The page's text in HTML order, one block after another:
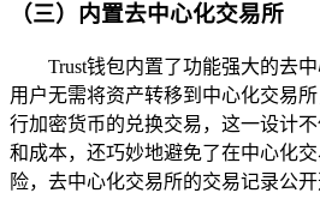
（三）内置去中心化交易所
Trust钱包内置了功能强大的去
用户无需将资产转移到中心化交易
行加密货币的兑换交易，这一设计
和成本，还巧妙地避免了在中心化
险，去中心化交易所的交易记录公